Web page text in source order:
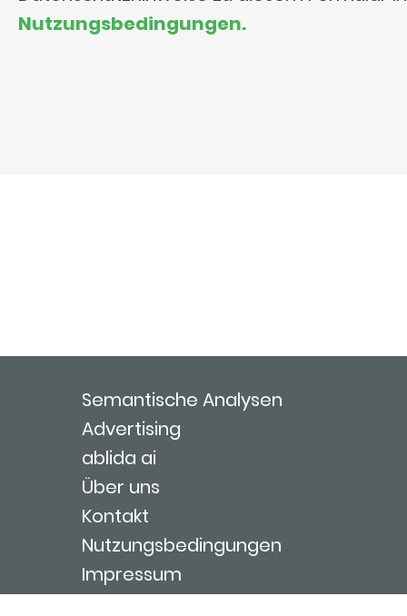
Nutzungsbedingungen.
Semantische Analysen
Advertising
ablida ai
Über uns
Kontakt
Nutzungsbedingungen
Impressum